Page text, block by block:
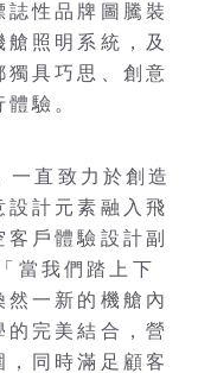
性品牌圖騰裝
照明系統，及
具巧思、創意
驗。
一直致力於創造
設計元素融入飛
戶體驗設計副
當我們踏上下
一新的機艙內
完美結合，營
同時滿足顧客